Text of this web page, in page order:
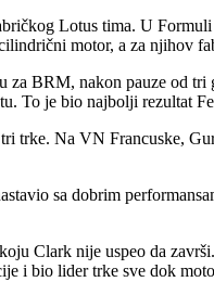
Lotus tima. U
motor, a za njihov
BRM, nakon pauze od
To je bio najbolji rezultat
trke. Na VN Francuske,
sa dobrim
Clark nije uspeo da
i bio lider trke sve dok